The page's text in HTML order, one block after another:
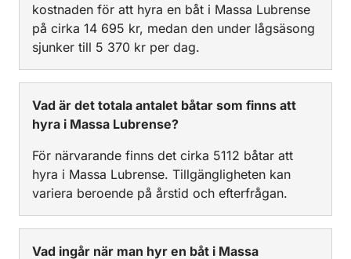
kostnaden för att hyra en båt i Massa Lubrense
på cirka 14 695 kr, medan den under lågsäsong
sjunker till 5 370 kr per dag.
Vad är det totala antalet båtar som finns att
hyra i Massa Lubrense?
För närvarande finns det cirka 5112 båtar att
hyra i Massa Lubrense. Tillgängligheten kan
variera beroende på årstid och efterfrågan.
Vad ingår när man hyr en båt i Massa